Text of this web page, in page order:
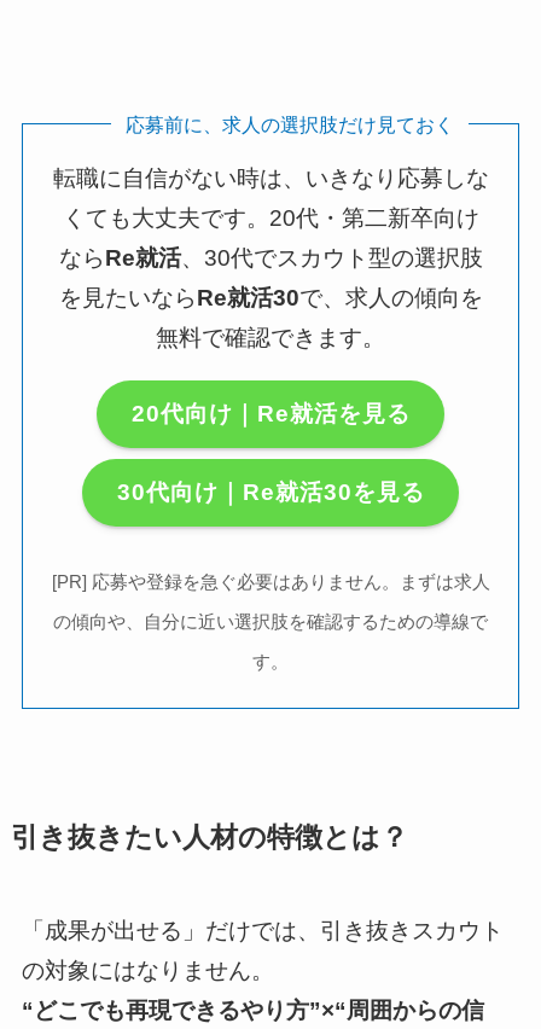
応募前に、求人の選択肢だけ見ておく
転職に自信がない時は、いきなり応募しな
くても大丈夫です。20代・第二新卒向け
ならRe就活、30代でスカウト型の選択肢
を見たいならRe就活30で、求人の傾向を
無料で確認できます。
20代向け｜Re就活を見る
30代向け｜Re就活30を見る
[PR] 応募や登録を急ぐ必要はありません。まずは求人
の傾向や、自分に近い選択肢を確認するための導線で
す。
引き抜きたい人材の特徴とは？
「成果が出せる」だけでは、引き抜きスカウト
の対象にはなりません。
“どこでも再現できるやり方”×“周囲からの信